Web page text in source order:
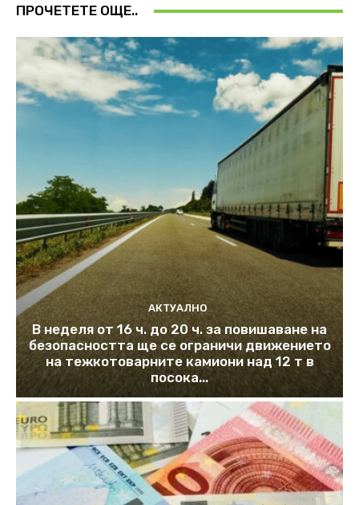
ПРОЧЕТЕТЕ ОЩЕ..
АКТУАЛНО
В неделя от 16 ч. до 20 ч. за повишаване на
безопасността ще се ограничи движението
на тежкотоварните камиони над 12 т в
посока...